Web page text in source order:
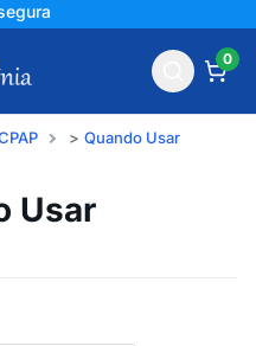
0
Quando Usar
Usar